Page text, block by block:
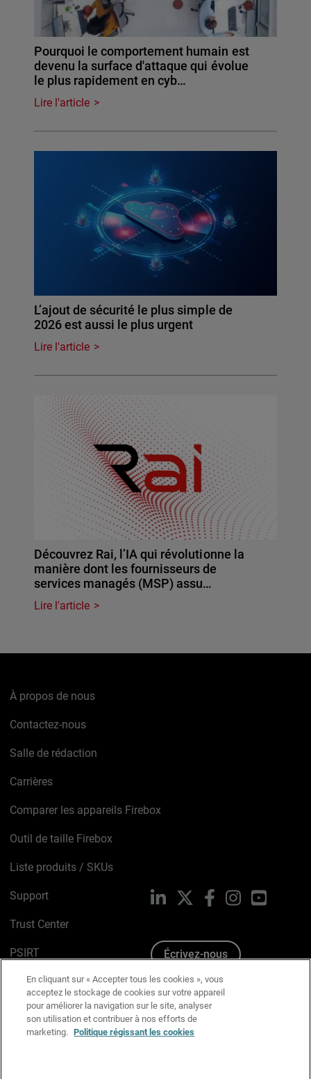
Pourquoi le comportement humain est
devenu la surface d'attaque qui évolue
le plus rapidement en cyb…
Lire l'article
L’ajout de sécurité le plus simple de
2026 est aussi le plus urgent
Lire l'article
Découvrez Rai, l’IA qui révolutionne la
manière dont les fournisseurs de
services managés (MSP) assu…
Lire l'article
À propos de nous
Contactez-nous
Salle de rédaction
Carrières
Comparer les appareils Firebox
Outil de taille Firebox
Liste produits / SKUs
Support
Trust Center
PSIRT
Avis sur les cookies
Politique de confidentialité
Charte Graphique
LinkedIn FacebookInstagramYouTube
Écrivez-nous
En cliquant sur « Accepter tous les cookies », vous
acceptez le stockage de cookies sur votre appareil
pour améliorer la navigation sur le site, analyser
son utilisation et contribuer à nos efforts de
marketing. Politique régissant les cookies